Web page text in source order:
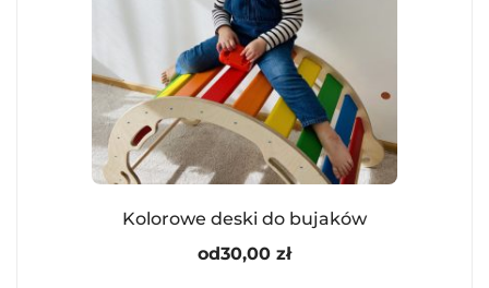
Kolorowe deski do bujaków
od30,00 zł